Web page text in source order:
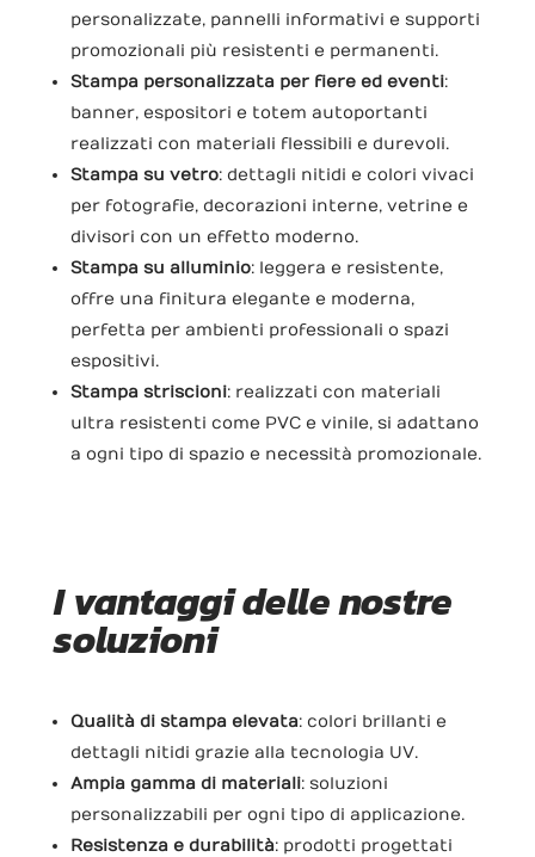
personalizzate, pannelli informativi e supporti
promozionali più resistenti e permanenti.
Stampa personalizzata per fiere ed eventi:
banner, espositori e totem autoportanti
realizzati con materiali flessibili e durevoli.
Stampa su vetro: dettagli nitidi e colori vivaci
per fotografie, decorazioni interne, vetrine e
divisori con un effetto moderno.
Stampa su alluminio: leggera e resistente,
offre una finitura elegante e moderna,
perfetta per ambienti professionali o spazi
espositivi.
Stampa striscioni: realizzati con materiali
ultra resistenti come PVC e vinile, si adattano
a ogni tipo di spazio e necessità promozionale.
I vantaggi delle nostre
soluzioni
Qualità di stampa elevata: colori brillanti e
dettagli nitidi grazie alla tecnologia UV.
Ampia gamma di materiali: soluzioni
personalizzabili per ogni tipo di applicazione.
Resistenza e durabilità: prodotti progettati